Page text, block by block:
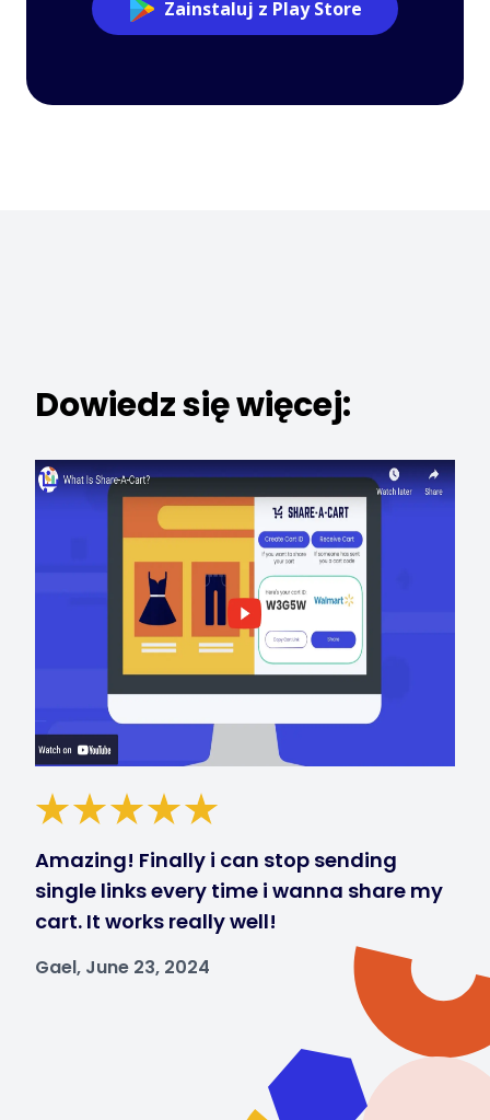
Zainstaluj z Play Store
Dowiedz się więcej:
Amazing! Finally i can stop sending
single links every time i wanna share my
cart. It works really well!
Gael, June 23, 2024